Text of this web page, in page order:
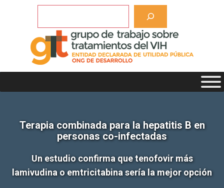
Terapia combinada para la hepatitis B en
personas co-infectadas
Un estudio confirma que tenofovir más
lamivudina o emtricitabina sería la mejor opción